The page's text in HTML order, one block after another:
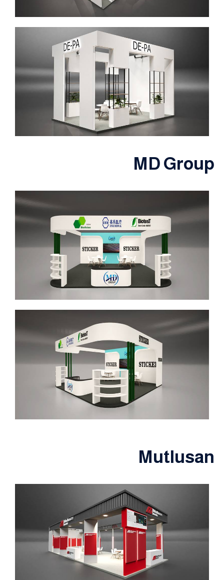
MD Group
Mutlusan